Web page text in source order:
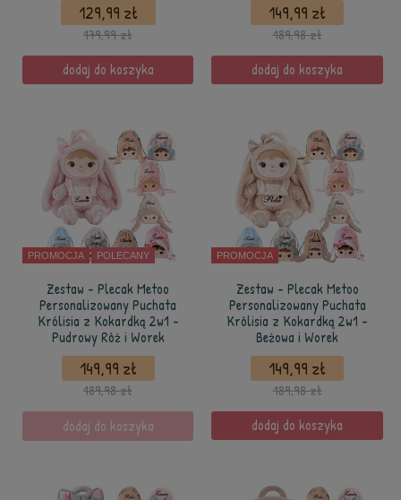
129,99 zł
179,99 zł
dodaj do koszyka
149,99 zł
189,98 zł
dodaj do koszyka
PROMOCJA POLECANY
Zestaw - Plecak Metoo
Personalizowany Puchata
Królisia z Kokardką 2w1 -
Pudrowy Róż i Worek
149,99 zł
189,98 zł
dodaj do koszyka
PROMOCJA
Zestaw - Plecak Metoo
Personalizowany Puchata
Królisia z Kokardką 2w1 -
Beżowa i Worek
149,99 zł
189,98 zł
dodaj do koszyka